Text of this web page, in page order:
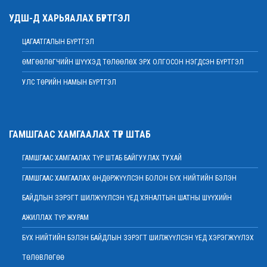
Дээд шүүхийн нийт шүүгчийн хуралдаан болно
МЭНДЧИЛГЭЭ
2022 оны 02 сарын 01
Дээд шүүхийн Тамгын газрын ажилтнуудын 82 хувь нь ХАСХОМ мэдүүлээд
МЭДЭГДЭЛ
2022 оны 01 сарын 20
Ерөнхий шүүгч Д.Ганзориг Европын Холбооноос Монгол Улсад суугаа
Элчин сайдтай хамтын ажиллагааны талаар санал солилцов
2022 оны 01 сарын 19
Үндсэн хуулийн цэцийн гишүүнд нэр дэвшигчийн материал хүлээн авах
2022 оны 01 сарын 19
УДШ-Д ХАРЬЯАЛАХ БҮРТГЭЛ
ЦАГААТГАЛЫН БҮРТГЭЛ
ӨМГӨӨЛӨГЧИЙН ШҮҮХЭД ТӨЛӨӨЛӨХ ЭРХ ОЛГОСОН НЭГДСЭН БҮРТГЭЛ
УЛС ТӨРИЙН НАМЫН БҮРТГЭЛ
ГАМШГААС ХАМГААЛАХ ТҮР ШТАБ
ГАМШГААС ХАМГААЛАХ ТҮР ШТАБ БАЙГУУЛАХ ТУХАЙ
ГАМШГААС ХАМГААЛАХ ӨНДӨРЖҮҮЛСЭН БОЛОН БҮХ НИЙТИЙН БЭЛЭН
БАЙДЛЫН ЗЭРЭГТ ШИЛЖҮҮЛСЭН ҮЕД ХЯНАЛТЫН ШАТНЫ ШҮҮХИЙН
АЖИЛЛАХ ТҮР ЖУРАМ
БҮХ НИЙТИЙН БЭЛЭН БАЙДЛЫН ЗЭРЭГТ ШИЛЖҮҮЛСЭН ҮЕД ХЭРЭГЖҮҮЛЭХ
ТӨЛӨВЛӨГӨӨ